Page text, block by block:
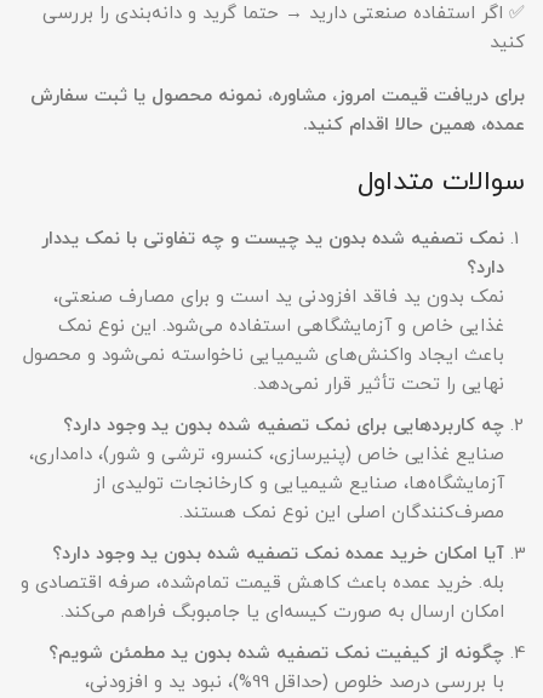
✅ اگر استفاده صنعتی دارید → حتما گرید و دانه‌بندی را بررسی
کنید
برای دریافت قیمت امروز، مشاوره، نمونه محصول یا ثبت سفارش
عمده، همین حالا اقدام کنید.
سوالات متداول
نمک تصفیه شده بدون ید چیست و چه تفاوتی با نمک یددار
دارد؟
نمک بدون ید فاقد افزودنی ید است و برای مصارف صنعتی،
غذایی خاص و آزمایشگاهی استفاده می‌شود. این نوع نمک
باعث ایجاد واکنش‌های شیمیایی ناخواسته نمی‌شود و محصول
نهایی را تحت تأثیر قرار نمی‌دهد.
چه کاربردهایی برای نمک تصفیه شده بدون ید وجود دارد؟
صنایع غذایی خاص (پنیرسازی، کنسرو، ترشی و شور)، دامداری،
آزمایشگاه‌ها، صنایع شیمیایی و کارخانجات تولیدی از
مصرف‌کنندگان اصلی این نوع نمک هستند.
آیا امکان خرید عمده نمک تصفیه شده بدون ید وجود دارد؟
بله. خرید عمده باعث کاهش قیمت تمام‌شده، صرفه اقتصادی و
امکان ارسال به صورت کیسه‌ای یا جامبوبگ فراهم می‌کند.
چگونه از کیفیت نمک تصفیه شده بدون ید مطمئن شویم؟
با بررسی درصد خلوص (حداقل 99%)، نبود ید و افزودنی،